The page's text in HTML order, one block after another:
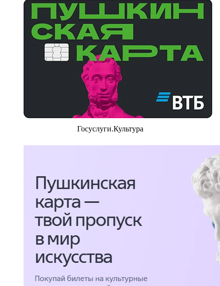
Госуслуги.Культура